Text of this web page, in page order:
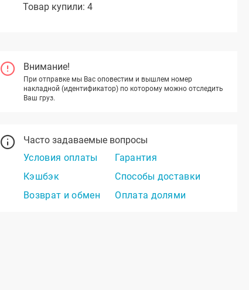
Товар купили: 4
Внимание!
При отправке мы Вас оповестим и вышлем номер
накладной (идентификатор) по которому можно отследить
Ваш груз.
Часто задаваемые вопросы
Условия оплаты
Гарантия
Кэшбэк
Способы доставки
Возврат и обмен
Оплата долями